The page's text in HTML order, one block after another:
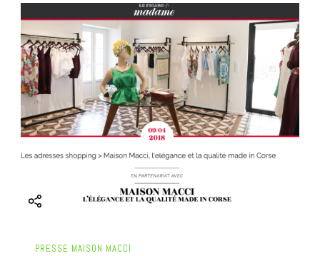
PRESSE MAISON MACCI